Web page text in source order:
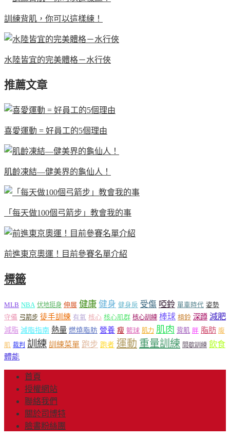
訓練背肌，你可以這樣練！
水陸皆宜的完美體格－水行俠
推薦文章
喜愛運動 = 好員工的5個理由
肌齡凍結—健美界的龜仙人！
「每天做100個弓箭步」教會我的事
前進東京奧運！目前參賽名單介紹
標籤
MLB NBA 伏地挺身 伸展 健康 健身 健身房 受傷 啞鈴 單車時代 姿勢
守備 弓箭步 徒手訓練 有氧 核心 核心肌群 核心訓練 棒球 槓鈴 深蹲 減肥
減脂 減脂指南 熱量 燃燒脂肪 營養 瘦 籃球 肌力 肌肉 背肌 胖 脂肪 腹
肌 裁判 訓練 訓練菜單 跑步 跑者 運動 重量訓練 間歇訓練 飲食
體能
首頁
授權網站
聯絡我們
關於司博特
臉書粉絲團